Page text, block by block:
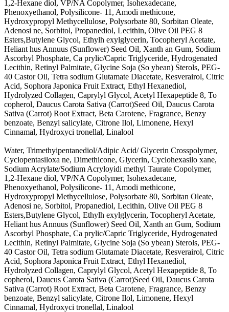
1,2-Hexane diol, VP/NA Copolymer, Isohexadecane,
Phenoxyethanol, Polysilicone- 11, Amodi methicone,
Hydroxypropyl Methycellulose, Polysorbate 80, Sorbitan Oleate,
Adenosi ne, Sorbitol, Propanediol, Lecithin, Olive Oil PEG 8
Esters,Butylene Glycol, Ethylh exylglycerin, Tocopheryl Acetate,
Heliant hus Annuus (Sunflower) Seed Oil, Xanth an Gum, Sodium
Ascorbyl Phosphate, Ca prylic/Capric Triglyceride, Hydrogenated
Lecithin, Retinyl Palmitate, Glycine Soja (So ybean) Sterols, PEG-
40 Castor Oil, Tetra sodium Glutamate Diacetate, Resverairol, Citric
Acid, Sophora Japonica Fruit Extract, Ethyl Hexanediol,
Hydrolyzed Collagen, Caprylyl Glycol, Acetyl Hexapeptide 8, To
copherol, Daucus Carota Sativa (Carrot)Seed Oil, Daucus Carota
Sativa (Carrot) Root Extract, Beta Carotene, Fragrance, Benzy
benzoate, Benzyl salicylate, Citrone Ilol, Limonene, Hexyl
Cinnamal, Hydroxyci tronellal, Linalool
Water, Trimethyipentanediol/Adipic Acid/ Glycerin Crosspolymer,
Cyclopentasiloxa ne, Dimethicone, Glycerin, Cyclohexasilo xane,
Sodium Acrylate/Sodium Acryloyidi methyl Taurate Copolymer,
1,2-Hexane diol, VP/NA Copolymer, Isohexadecane,
Phenoxyethanol, Polysilicone- 11, Amodi methicone,
Hydroxypropyl Methycellulose, Polysorbate 80, Sorbitan Oleate,
Adenosi ne, Sorbitol, Propanediol, Lecithin, Olive Oil PEG 8
Esters,Butylene Glycol, Ethylh exylglycerin, Tocopheryl Acetate,
Heliant hus Annuus (Sunflower) Seed Oil, Xanth an Gum, Sodium
Ascorbyl Phosphate, Ca prylic/Capric Triglyceride, Hydrogenated
Lecithin, Retinyl Palmitate, Glycine Soja (So ybean) Sterols, PEG-
40 Castor Oil, Tetra sodium Glutamate Diacetate, Resverairol, Citric
Acid, Sophora Japonica Fruit Extract, Ethyl Hexanediol,
Hydrolyzed Collagen, Caprylyl Glycol, Acetyl Hexapeptide 8, To
copherol, Daucus Carota Sativa (Carrot)Seed Oil, Daucus Carota
Sativa (Carrot) Root Extract, Beta Carotene, Fragrance, Benzy
benzoate, Benzyl salicylate, Citrone Ilol, Limonene, Hexyl
Cinnamal, Hydroxyci tronellal, Linalool